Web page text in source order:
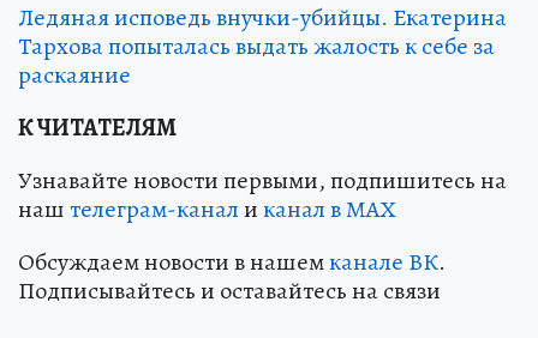
Ледяная исповедь внучки-убийцы. Екатерина
Тархова попыталась выдать жалость к себе за
раскаяние
К ЧИТАТЕЛЯМ
Узнавайте новости первыми, подпишитесь на
наштелеграм-каналиканал в МАХ
Обсуждаем новости в нашемканале ВК.
Подписывайтесь и оставайтесь на связи